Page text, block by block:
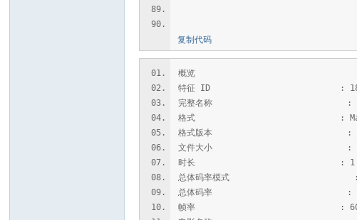
复制代码
概览
特征 ID :
完整名称 : E:\完成\UFAA-
格式 :
格式版本 :
文件大小 : 34.2
时长 : 1 时
总体码率模式 : 动态
总体码率 : 40.8
帧率 : 60.000